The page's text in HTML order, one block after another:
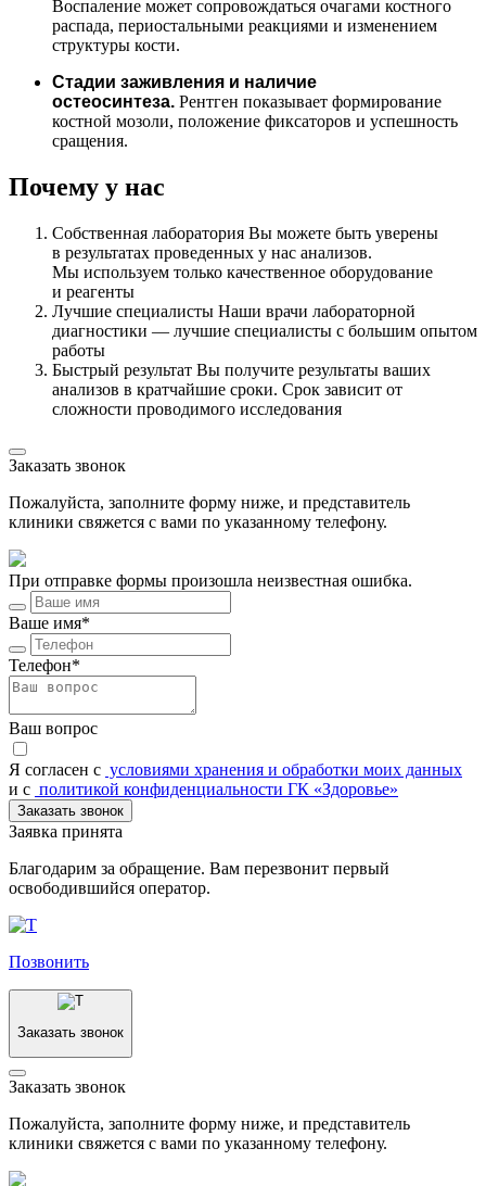
Воспаление может сопровождаться очагами костного
распада, периостальными реакциями и изменением
структуры кости.
Стадии заживления и наличие
остеосинтеза. Рентген показывает формирование
костной мозоли, положение фиксаторов и успешность
сращения.
Почему у нас
Собственная лаборатория Вы можете быть уверены
в результатах проведенных у нас анализов.
Мы используем только качественное оборудование
и реагенты
Лучшие специалисты Наши врачи лабораторной
диагностики — лучшие специалисты с большим опытом
работы
Быстрый результат Вы получите результаты ваших
анализов в кратчайшие сроки. Срок зависит от
сложности проводимого исследования
Заказать звонок
Пожалуйста, заполните форму ниже, и представитель
клиники свяжется с вами по указанному телефону.
При отправке формы произошла неизвестная ошибка.
Ваше имя*
Телефон*
Ваш вопрос
Я согласен c условиями хранения и обработки моих данных
и с политикой конфиденциальности ГК «Здоровье»
Заказать звонок
Заявка принята
Благодарим за обращение. Вам перезвонит первый
освободившийся оператор.
Позвонить
Заказать звонок
Заказать звонок
Пожалуйста, заполните форму ниже, и представитель
клиники свяжется с вами по указанному телефону.